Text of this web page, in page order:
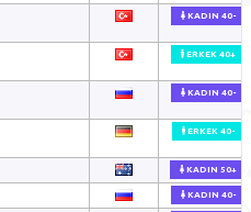
KADIN 40-
ERKEK 40+
KADIN 40-
ERKEK 40-
KADIN 50+
KADIN 40-